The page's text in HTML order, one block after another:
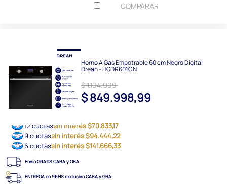
COMPARAR
Horno A Gas Empotrable 60 cm Negro Digital
Drean - HGDR601CN
$ 1.104.999
$ 849.998,99
12 cuotassin interés $70.833,17
9 cuotassin interés $94.444,22
6 cuotassin interés $141.666,33
Envío GRATIS CABA y GBA
ENTREGA en 96HS exclusivo CABA y GBA